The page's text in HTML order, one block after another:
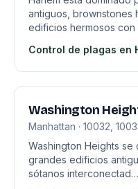
antiguos,
edificios hermosos con
Control de plagas en
Washington
Manhattan · 10032,
Washington Heights
grandes edificios
sótanos interconectad…